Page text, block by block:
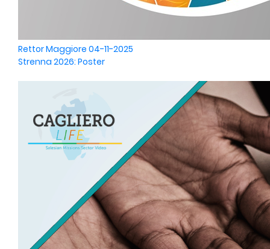
Rettor Maggiore 04-11-2025
Strenna 2026: Poster